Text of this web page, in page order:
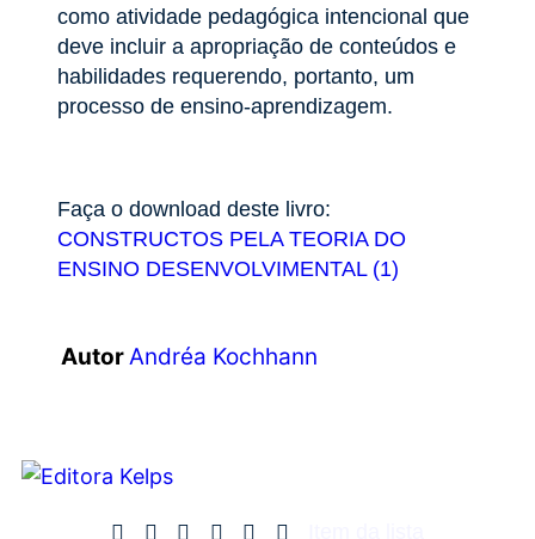
como atividade pedagógica intencional que
deve incluir a apropriação de conteúdos e
habilidades requerendo, portanto, um
processo de ensino-aprendizagem.
Faça o download deste livro:
CONSTRUCTOS PELA TEORIA DO
ENSINO DESENVOLVIMENTAL (1)
AutorAndréa Kochhann